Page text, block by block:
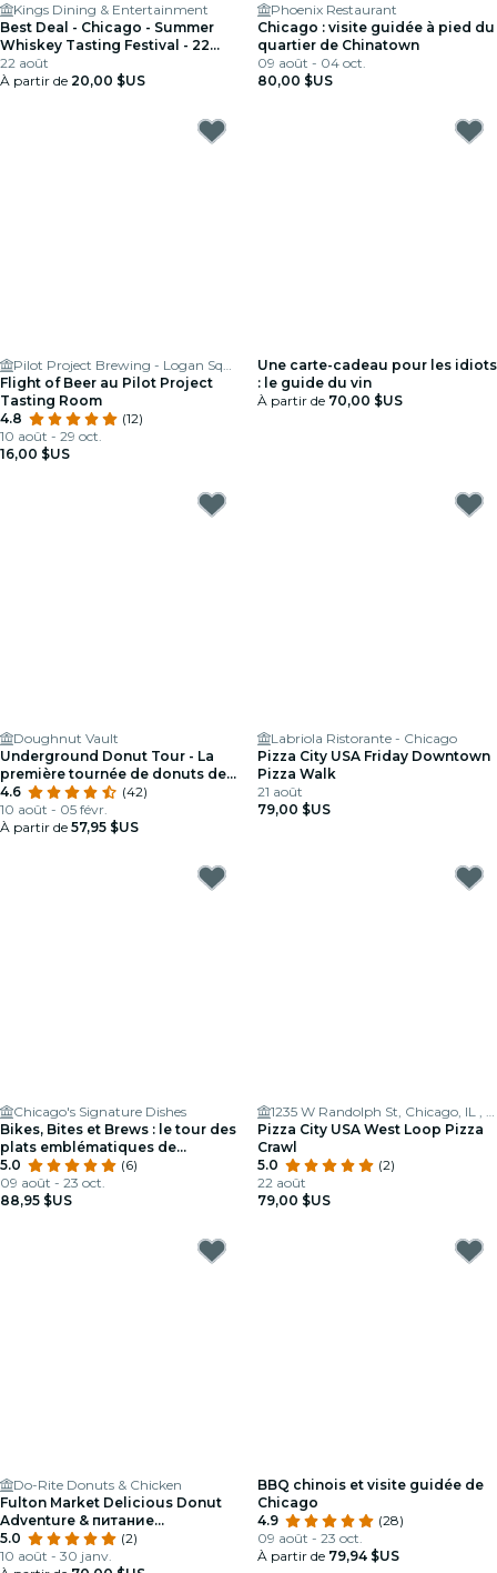
Kings Dining & Entertainment
Best Deal - Chicago - Summer
Whiskey Tasting Festival - 22
août FU
22 août
À partir de 20,00 $US
Phoenix Restaurant
Chicago : visite guidée à pied du
quartier de Chinatown
09 août - 04 oct.
80,00 $US
Pilot Project Brewing - Logan Square
Flight of Beer au Pilot Project
Tasting Room
4.8
(12)
10 août - 29 oct.
16,00 $US
Une carte-cadeau pour les idiots
: le guide du vin
À partir de 70,00 $US
Doughnut Vault
Underground Donut Tour - La
première tournée de donuts de
Chicago
4.6
(42)
10 août - 05 févr.
À partir de 57,95 $US
Labriola Ristorante - Chicago
Pizza City USA Friday Downtown
Pizza Walk
21 août
79,00 $US
Chicago's Signature Dishes
Bikes, Bites et Brews : le tour des
plats emblématiques de
Chicago
5.0
(6)
09 août - 23 oct.
88,95 $US
1235 W Randolph St, Chicago, IL , USA
Pizza City USA West Loop Pizza
Crawl
5.0
(2)
22 août
79,00 $US
Do-Rite Donuts & Chicken
Fulton Market Delicious Donut
Adventure & питание
ambulантasy
5.0
(2)
10 août - 30 janv.
BBQ chinois et visite guidée de
Chicago
4.9
(28)
09 août - 23 oct.
À partir de 79,94 $US